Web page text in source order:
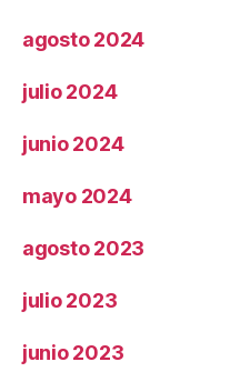
agosto 2024
julio 2024
junio 2024
mayo 2024
agosto 2023
julio 2023
junio 2023